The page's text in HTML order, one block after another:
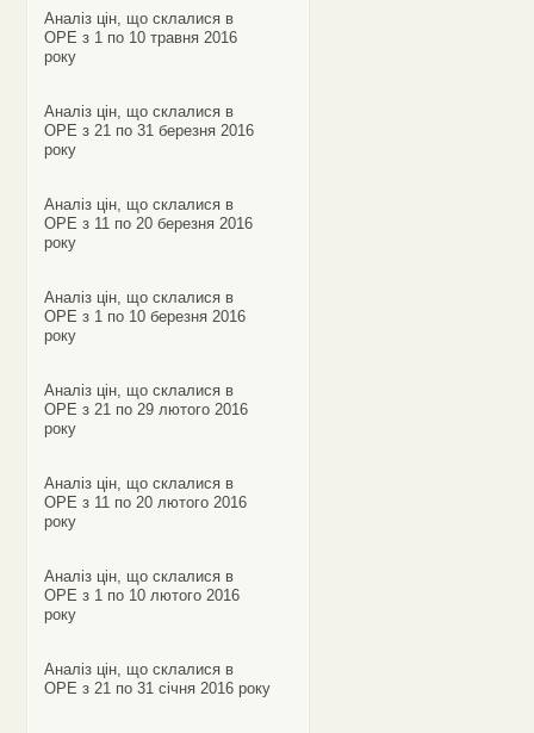
Аналіз цін, що склалися в
ОРЕ з 1 по 10 травня 2016
року
Аналіз цін, що склалися в
ОРЕ з 21 по 31 березня 2016
року
Аналіз цін, що склалися в
ОРЕ з 11 по 20 березня 2016
року
Аналіз цін, що склалися в
ОРЕ з 1 по 10 березня 2016
року
Аналіз цін, що склалися в
ОРЕ з 21 по 29 лютого 2016
року
Аналіз цін, що склалися в
ОРЕ з 11 по 20 лютого 2016
року
Аналіз цін, що склалися в
ОРЕ з 1 по 10 лютого 2016
року
Аналіз цін, що склалися в
ОРЕ з 21 по 31 січня 2016 року